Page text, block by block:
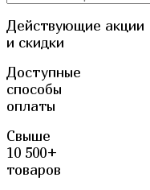
Действующие акции
и скидки
Доступные
способы
оплаты
Свыше
10 500+
товаров